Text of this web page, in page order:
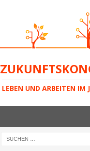
LEBEN UND ARBEITEN IM